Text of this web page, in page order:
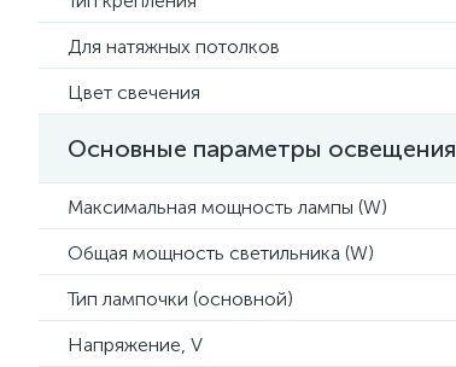
Для натяжных потолков
Цвет свечения
Основные параметры освещения
Максимальная мощность лампы (W)
Общая мощность светильника (W)
Тип лампочки (основной)
Напряжение, V